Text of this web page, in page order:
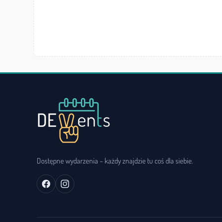
Dostępne wydarzenia – każdy znajdzie tu coś dla siebie.